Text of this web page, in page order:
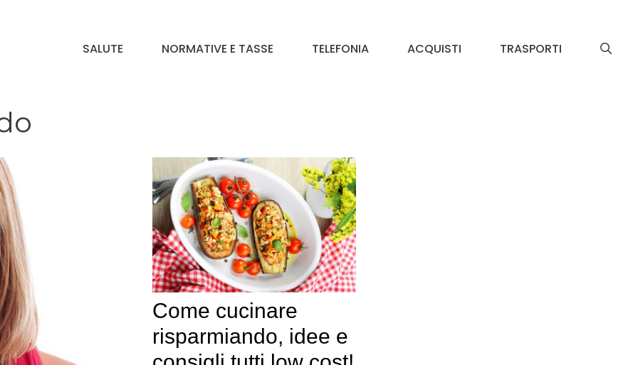
SALUTE NORMATIVE E TASSE TELEFONIA ACQUISTI TRASPORTI
Come cucinare
risparmiando, idee e